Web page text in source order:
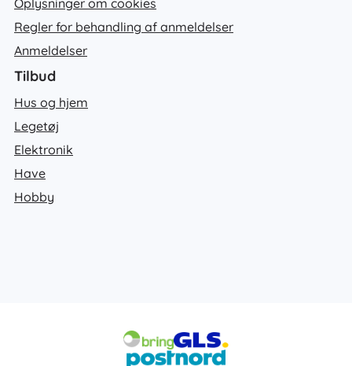
Regler for behandling af anmeldelser
Anmeldelser
Tilbud
Hus og hjem
Legetøj
Elektronik
Have
Hobby